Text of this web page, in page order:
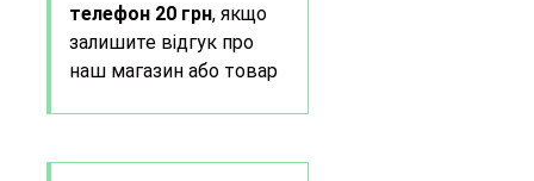
телефон 20 грн, якщо
залишите відгук про
наш магазин або товар